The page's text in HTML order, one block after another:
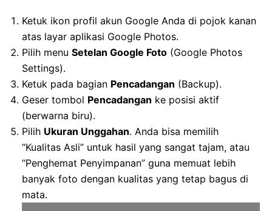
Ketuk ikon profil akun Google Anda di pojok kanan
atas layar aplikasi Google Photos.
Pilih menu Setelan Google Foto (Google Photos
Settings).
Ketuk pada bagian Pencadangan (Backup).
Geser tombol Pencadangan ke posisi aktif
(berwarna biru).
Pilih Ukuran Unggahan. Anda bisa memilih
“Kualitas Asli” untuk hasil yang sangat tajam, atau
“Penghemat Penyimpanan” guna memuat lebih
banyak foto dengan kualitas yang tetap bagus di
mata.